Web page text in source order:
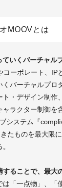
MOOVとは
いくバーチャル
ーポレート、IP
バーチャルプロ
・デザイン制作
ラクター制御を
システム『
たものを最大限
ることで、最大
「一点物」、「